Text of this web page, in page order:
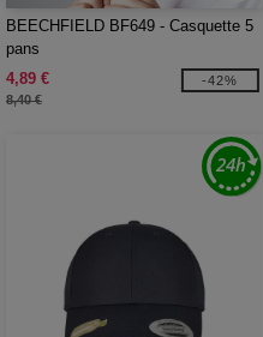
BEECHFIELD BF649 - Casquette 5
pans
4,89 €
8,40 €
-42%